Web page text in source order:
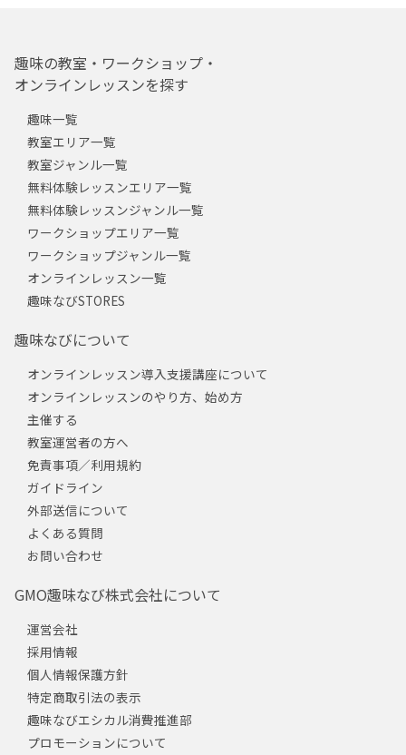
趣味の教室・ワークショップ・
オンラインレッスンを探す
趣味一覧
教室エリア一覧
教室ジャンル一覧
無料体験レッスンエリア一覧
無料体験レッスンジャンル一覧
ワークショップエリア一覧
ワークショップジャンル一覧
オンラインレッスン一覧
趣味なびSTORES
趣味なびについて
オンラインレッスン導入支援講座について
オンラインレッスンのやり方、始め方
主催する
教室運営者の方へ
免責事項／利用規約
ガイドライン
外部送信について
よくある質問
お問い合わせ
GMO趣味なび株式会社について
運営会社
採用情報
個人情報保護方針
特定商取引法の表示
趣味なびエシカル消費推進部
プロモーションについて